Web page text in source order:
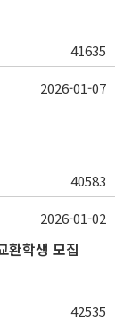
41635
40583
2026-01-07
환학생 모집
42535
2026-01-02